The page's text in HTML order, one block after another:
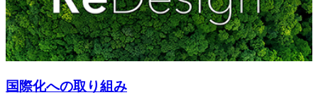
国際化への取り組み